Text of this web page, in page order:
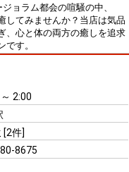
ョラム都会の喧騒の中、
してみませんか？当店は気品
、心と体の両方の癒しを追求
です。
2:00
[2件]
8675